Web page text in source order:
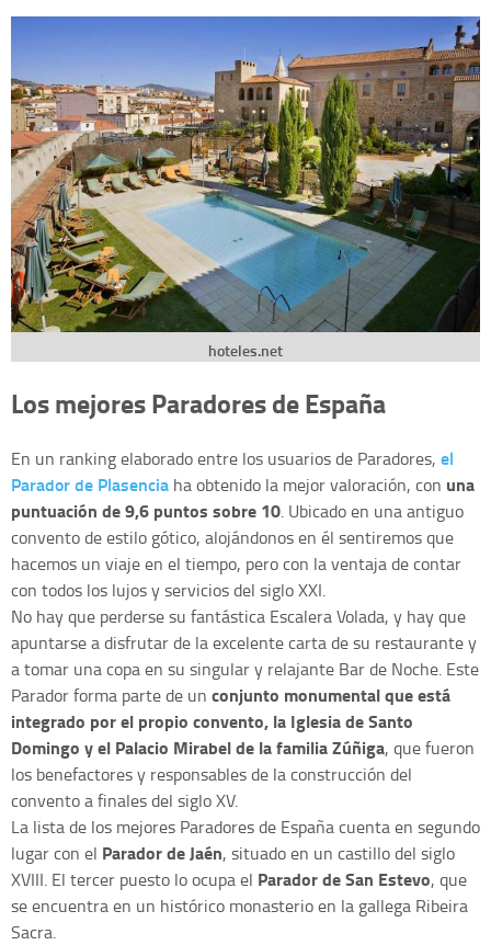
hoteles.net
Los mejores Paradores de España
En un ranking elaborado entre los usuarios de Paradores, el
Parador de Plasencia ha obtenido la mejor valoración, con una
puntuación de 9,6 puntos sobre 10. Ubicado en una antiguo
convento de estilo gótico, alojándonos en él sentiremos que
hacemos un viaje en el tiempo, pero con la ventaja de contar
con todos los lujos y servicios del siglo XXI.
No hay que perderse su fantástica Escalera Volada, y hay que
apuntarse a disfrutar de la excelente carta de su restaurante y
a tomar una copa en su singular y relajante Bar de Noche. Este
Parador forma parte de un conjunto monumental que está
integrado por el propio convento, la Iglesia de Santo
Domingo y el Palacio Mirabel de la familia Zúñiga, que fueron
los benefactores y responsables de la construcción del
convento a finales del siglo XV.
La lista de los mejores Paradores de España cuenta en segundo
lugar con el Parador de Jaén, situado en un castillo del siglo
XVIII. El tercer puesto lo ocupa el Parador de San Estevo, que
se encuentra en un histórico monasterio en la gallega Ribeira
Sacra.